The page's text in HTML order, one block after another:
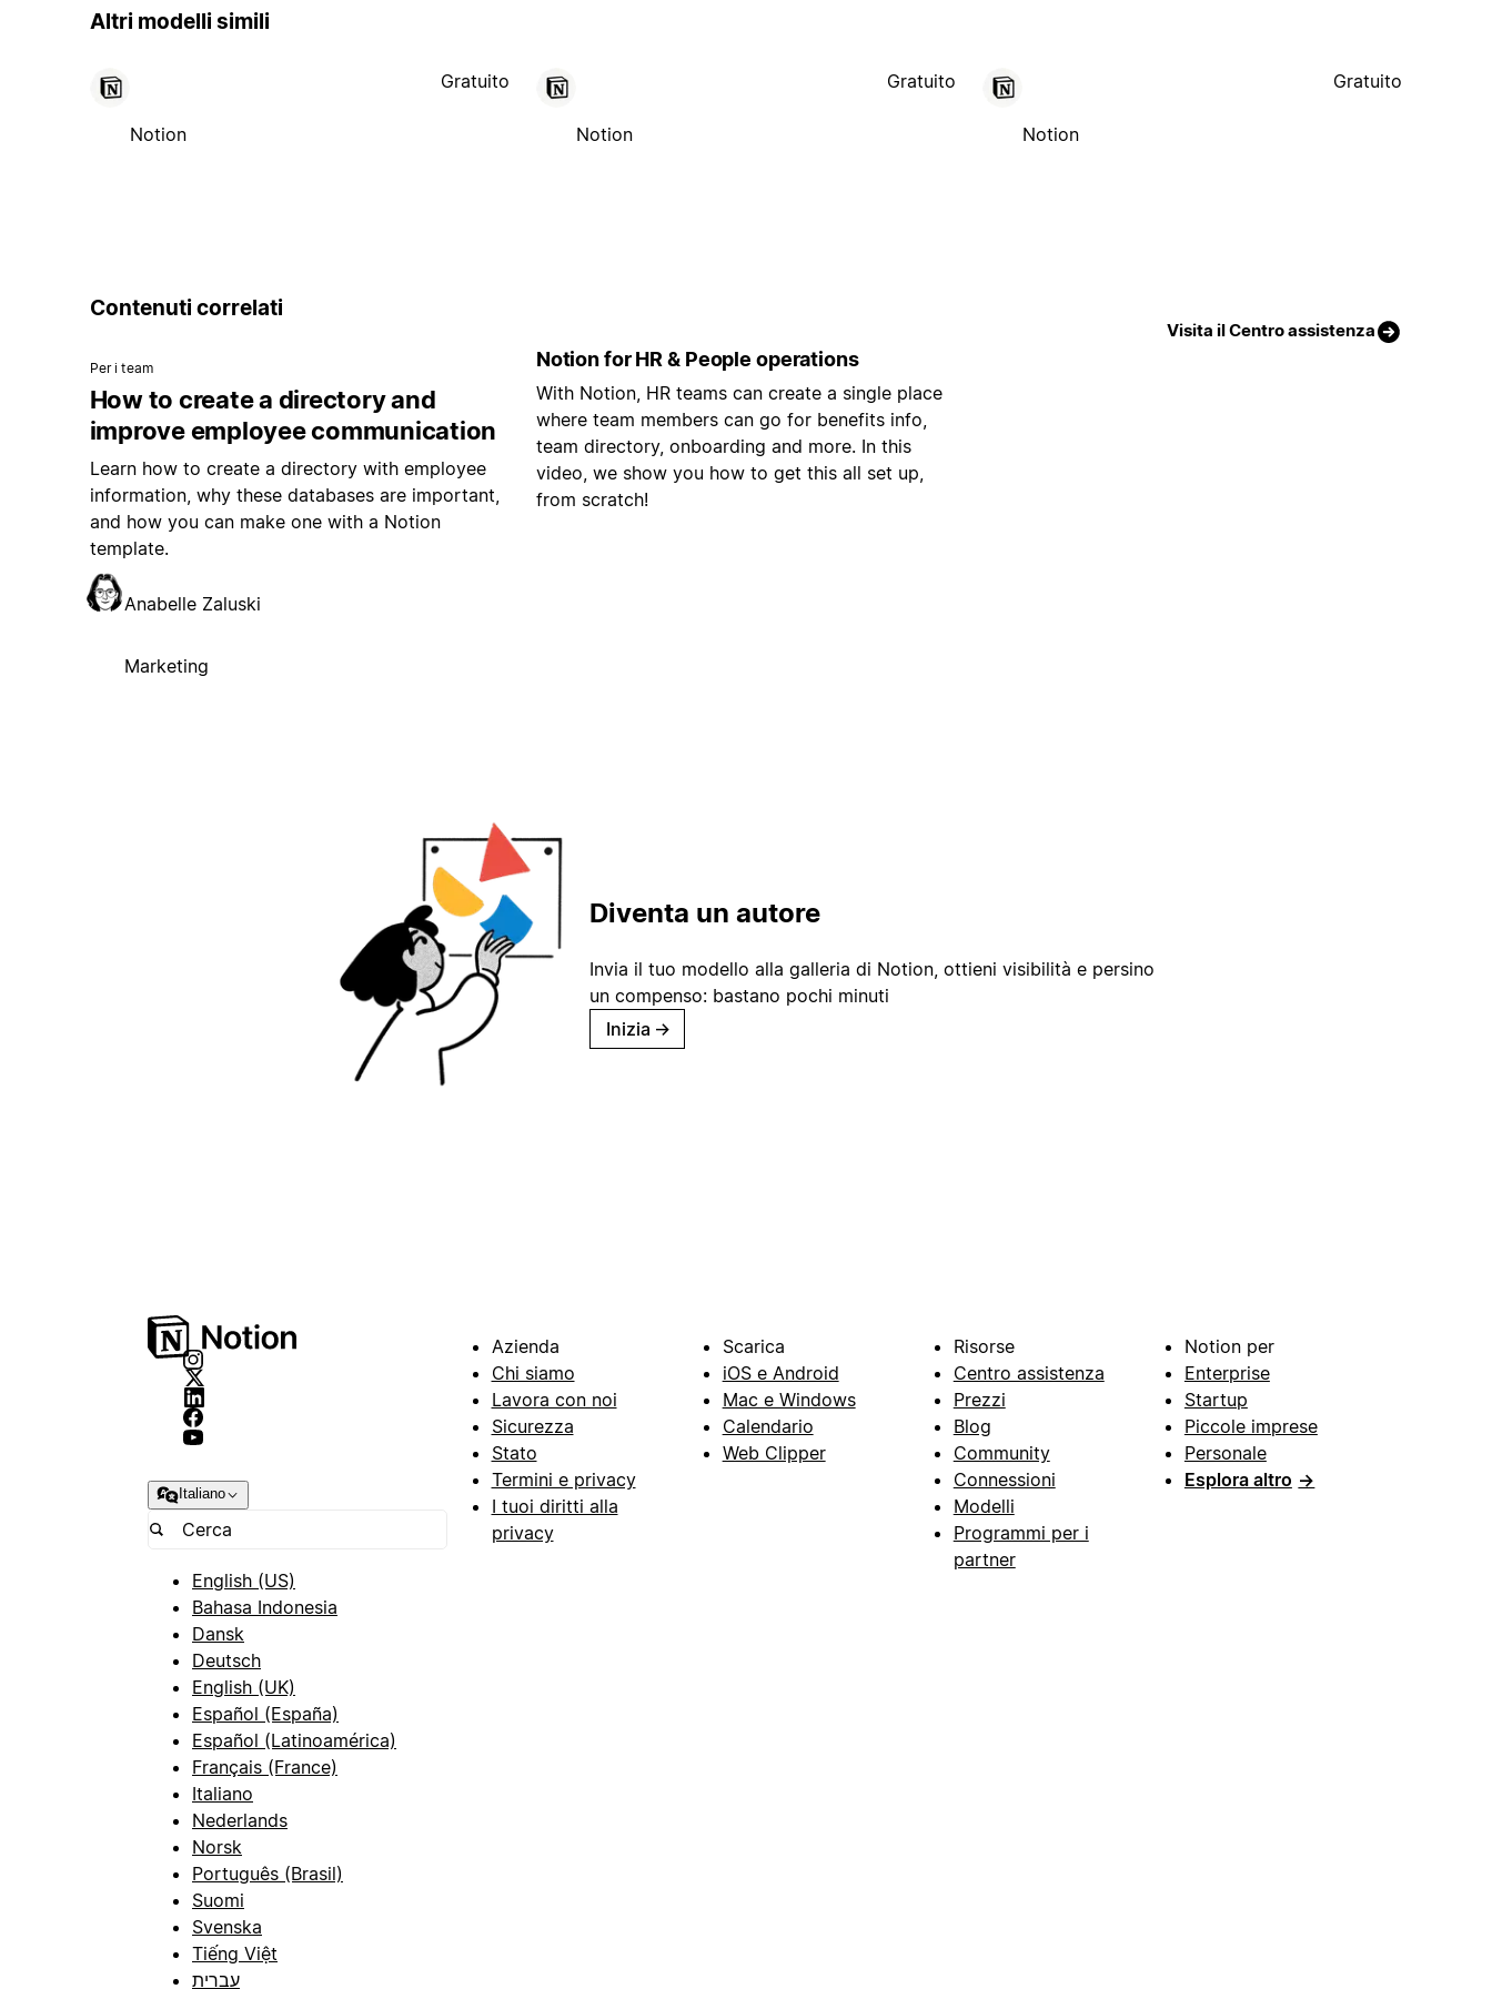
Altri modelli simili
Notion
Gratuito
Notion
Gratuito
Notion
Gratuito
Contenuti correlati
Visita il Centro assistenza
Per i team
How to create a directory and
improve employee communication
Learn how to create a directory with employee
information, why these databases are important,
and how you can make one with a Notion
template.
Anabelle Zaluski
Marketing
Notion for HR & People operations
With Notion, HR teams can create a single place
where team members can go for benefits info,
team directory, onboarding and more. In this
video, we show you how to get this all set up,
from scratch!
Diventa un autore
Invia il tuo modello alla galleria di Notion, ottieni visibilità e persino
un compenso: bastano pochi minuti
Inizia →
Italiano
English (US)
Bahasa Indonesia
Dansk
Deutsch
English (UK)
Español (España)
Español (Latinoamérica)
Français (France)
Italiano
Nederlands
Norsk
Português (Brasil)
Suomi
Svenska
Tiếng Việt
עברית
Azienda
Chi siamo
Lavora con noi
Sicurezza
Stato
Termini e privacy
I tuoi diritti alla
privacy
Scarica
iOS e Android
Mac e Windows
Calendario
Web Clipper
Risorse
Centro assistenza
Prezzi
Blog
Community
Connessioni
Modelli
Programmi per i
partner
Notion per
Enterprise
Startup
Piccole imprese
Personale
Esplora altro →